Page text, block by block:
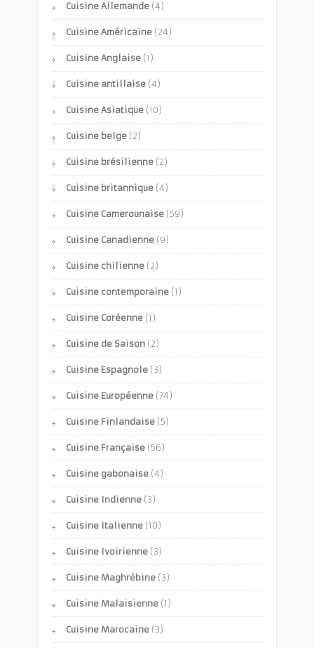
Cuisine Allemande (4)
Cuisine Américaine (24)
Cuisine Anglaise (1)
Cuisine antillaise (4)
Cuisine Asiatique (10)
Cuisine belge (2)
Cuisine brésilienne (2)
Cuisine britannique (4)
Cuisine Camerounaise (59)
Cuisine Canadienne (9)
Cuisine chilienne (2)
Cuisine contemporaine (1)
Cuisine Coréenne (1)
Cuisine de Saison (2)
Cuisine Espagnole (3)
Cuisine Européenne (74)
Cuisine Finlandaise (5)
Cuisine Française (56)
Cuisine gabonaise (4)
Cuisine Indienne (3)
Cuisine Italienne (10)
Cuisine Ivoirienne (3)
Cuisine Maghrébine (3)
Cuisine Malaisienne (1)
Cuisine Marocaine (3)